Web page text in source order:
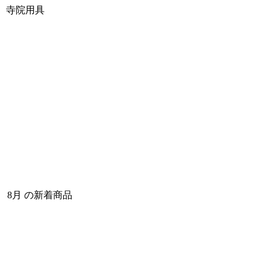
寺院用具
8月 の新着商品